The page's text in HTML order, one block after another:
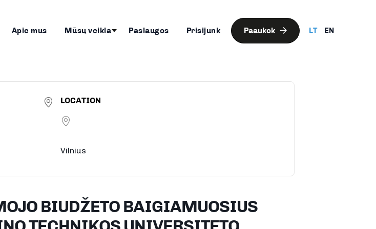
Apie mus Mūsų veikla Paslaugos Prisijunk Paaukok LT EN
LOCATION
Vilnius
BIUDŽETO BAIGIAMUOSIUS